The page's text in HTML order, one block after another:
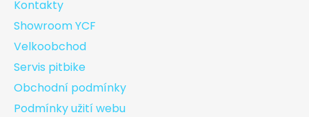
Kontakty
Showroom YCF
Velkoobchod
Servis pitbike
Obchodní podmínky
Podmínky užití webu